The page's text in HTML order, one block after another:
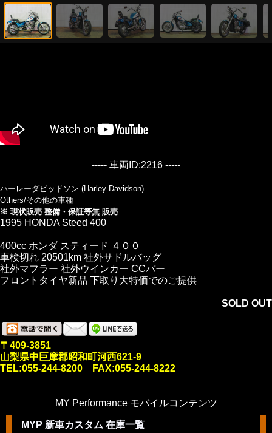
----- 車両ID:2216 -----
ハーレーダビッドソン (Harley Davidson)
Others/その他の車種
※ 現状販売 整備・保証等無 販売
1995 HONDA Steed 400
400cc ホンダ スティード ４００
車検切れ 20501km 社外サドルバッグ
社外マフラー 社外ウインカー CCバー
フロントタイヤ新品 下取り大特価でのご提供
SOLD OUT
〒409-3851
山梨県中巨摩郡昭和町河西621-9
TEL:055-244-8200 FAX:055-244-8222
MY Performance モバイルコンテンツ
MYP 新車カスタム 在庫一覧